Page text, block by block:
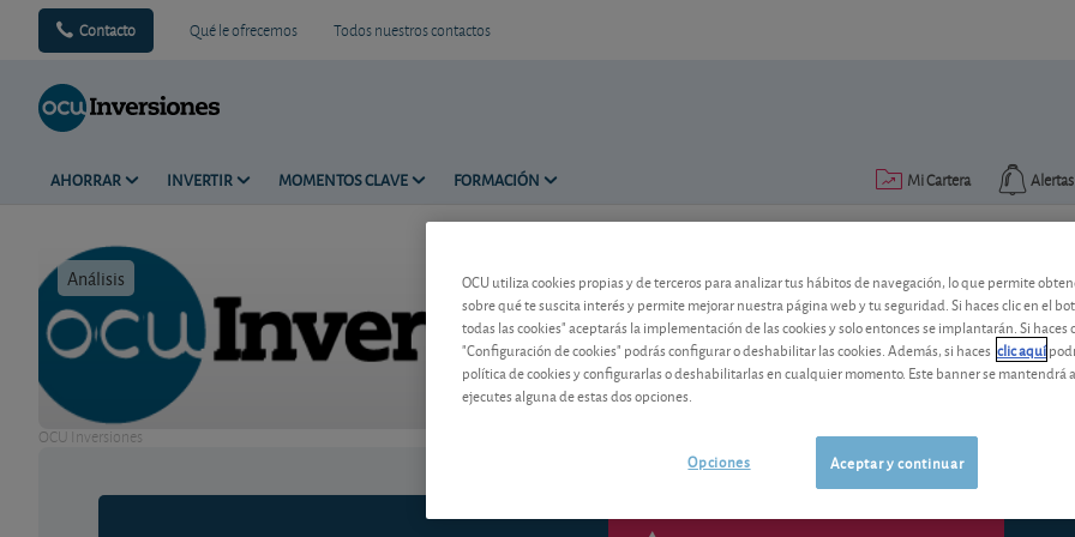
Contacto Qué le ofrecemos Todos nuestros contactos
AHORRAR INVERTIR MOMENTOS CLAVE FORMACIÓN Alertas
Mi Cartera
Análisis Tiempo de lectura: 2 min.
OCU Inversiones
Nuevo garantizado de
Su rentabilidad podría no llegar a
OCU utiliza cookies propias y de terceros para analizar tus hábitos de navegación, lo que permite
sobre qué te suscita interés y permite mejorar nuestra página web y tu seguridad. Si haces clic en el
todas las cookies" aceptarás la implementación de las cookies y solo entonces se implantarán. Si haces
"Configuración de cookies" podrás configurar o deshabilitar las cookies. Además, si haces clic aquí
política de cookies y configurarlas o deshabilitarlas en cualquier momento. Este banner se mantendrá
ejecutes alguna de estas dos opciones.
Aceptar y continuar
Opciones